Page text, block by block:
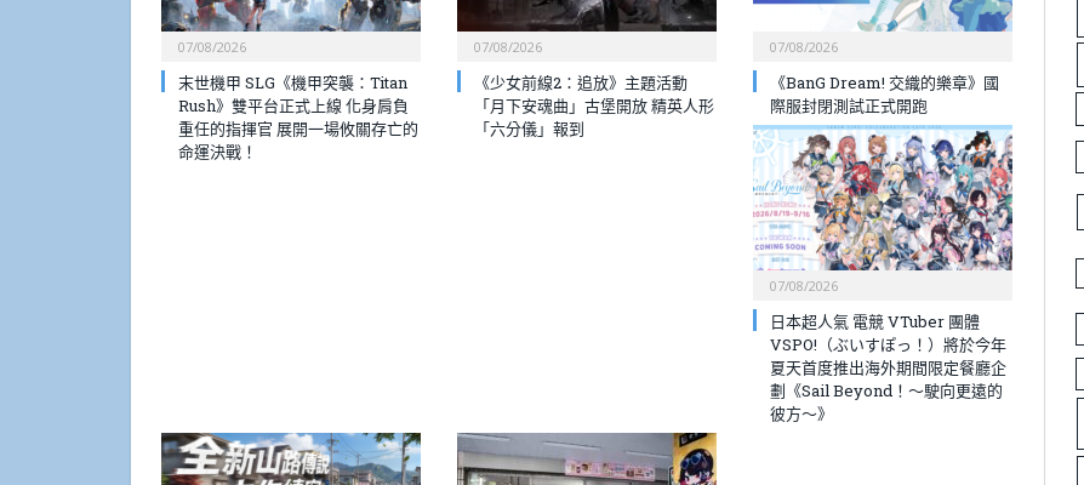
07/08/2026
末世機甲 SLG《機甲突襲：Titan
Rush》雙平台正式上線 化身肩負
重任的指揮官 展開一場攸關存亡的
命運決戰！
07/08/2026
《少女前線2：追放》主題活動
「月下安魂曲」古堡開放 精英人形
「六分儀」報到
07/08/2026
《BanG Dream! 交織的樂章》國
際服封閉測試正式開跑
07/08/2026
日本超人氣 電競 VTuber 團體
VSPO!（ぶいすぽっ！）將於今年
夏天首度推出海外期間限定餐廳企
劃《Sail Beyond！～駛向更遠的
彼方～》